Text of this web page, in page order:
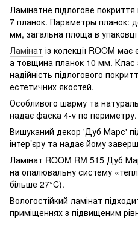
Ламінатне підлогове
7 планок. Параметры планок:
мм, загальна площа в
Ламінат із колекції ROOM
а товщина планок 10 мм. Клас
надійність підлогового
естетичних якостей.
Особливого шарму та
надає фаска 4-v по периметру.
Вишуканий декор 'Дуб Марс'
інтер’єру та надає йому
Ламінат ROOM RM 515 Дуб
на опалювальну систему
більше 27°C).
Вологостійкий ламінат
приміщеннях з підвищеним